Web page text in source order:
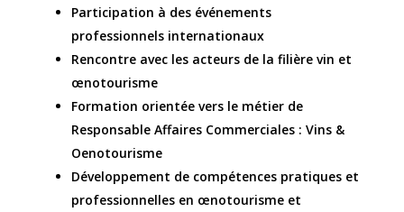
Participation à des événements
professionnels internationaux
Rencontre avec les acteurs de la filière vin et
œnotourisme
Formation orientée vers le métier de
Responsable Affaires Commerciales : Vins &
Oenotourisme
Développement de compétences pratiques et
professionnelles en œnotourisme et